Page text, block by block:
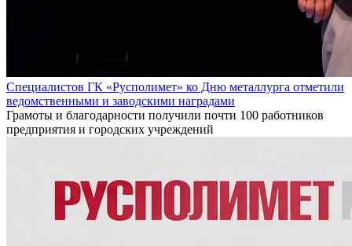
Специалистов ГК «Русполимет» ко Дню металлурга отметили
ведомственными и заводскими наградами
Грамоты и благодарности получили почти 100 работников
предприятия и городских учреждений